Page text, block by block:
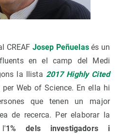
CREAF Josep Peñuelasés un
en el camp del Medi
la llista 2017 Highly Cited
Web of Science. En ella hi
que tenen un major
de recerca. Per elaborar la
1% dels investigadors i